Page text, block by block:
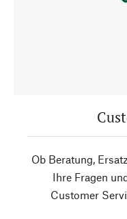
Ob Beratung,
Ihre Fragen
Customer